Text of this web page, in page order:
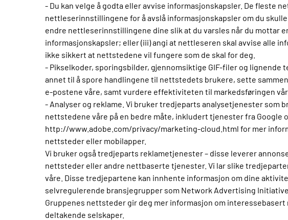
- Du kan velge å godta eller avvise informasjonskapsler. De fleste
nettleserinnstillingene for å avslå informasjonskapsler om du
endre nettleserinnstillingene dine slik at du varsles når du mottar
informasjonskapsler; eller (iii) angi at nettleseren skal avvise alle
ikke sikkert at nettstedene vil fungere som de skal for deg.
- Pikselkoder, sporingsbilder, gjennomsiktige GIF-filer og
annet til å spore handlingene til nettstedets brukere, sette
e-postene våre, samt vurdere effektiviteten til markedsføringen vår.
- Analyser og reklame. Vi bruker tredjeparts analysetjenester
nettstedene våre på en bedre måte, inkludert tjenester fra
http://www.adobe.com/privacy/marketing-cloud.html for mer
nettsteder eller mobilapper.
Vi bruker også tredjeparts reklametjenester – disse leverer
nettsteder eller andre nettbaserte tjenester. Vi lar slike
våre. Disse tredjepartene kan innhente informasjon om dine
selvregulerende bransjegrupper som Network Advertising Initiative
Gruppenes nettsteder gir deg mer informasjon om
deltakende selskaper.